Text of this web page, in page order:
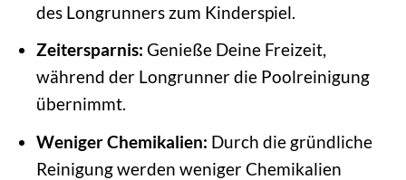
des Longrunners zum Kinderspiel.
Zeitersparnis: Genieße Deine Freizeit,
während der Longrunner die Poolreinigung
übernimmt.
Weniger Chemikalien: Durch die gründliche
Reinigung werden weniger Chemikalien